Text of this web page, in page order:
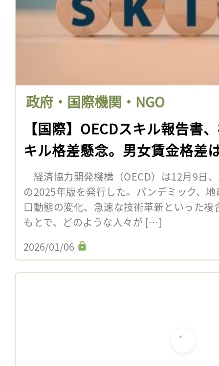
政府・国際機関・NGO
【国際】OECDスキル報告書
キル格差懸念。男女賃金格差
経済協力開発機構（OECD）は12月9日
の2025年版を発行した。パンデミック、
口動態の変化、急速な技術革新といった
もとで、どのような人々が […]
2026/01/06